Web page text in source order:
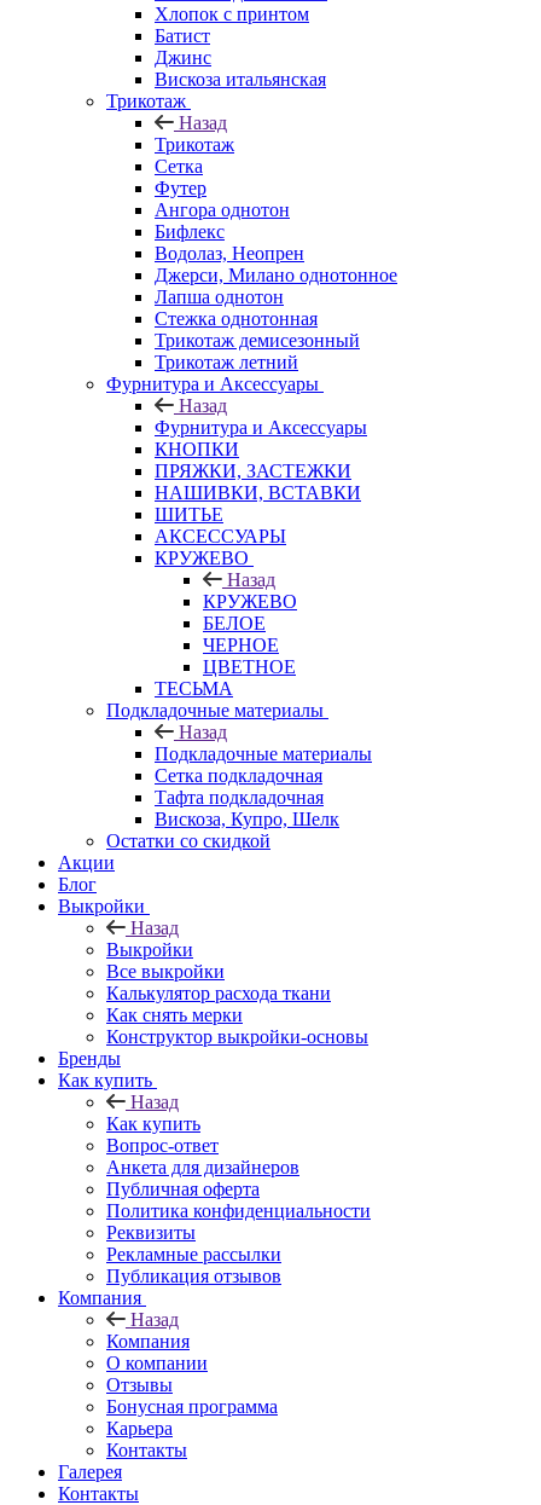
Хлопок с принтом
Батист
Джинс
Вискоза итальянская
Трикотаж
Назад
Трикотаж
Сетка
Футер
Ангора однотон
Бифлекс
Водолаз, Неопрен
Джерси, Милано однотонное
Лапша однотон
Стежка однотонная
Трикотаж демисезонный
Трикотаж летний
Фурнитура и Аксессуары
Назад
Фурнитура и Аксессуары
КНОПКИ
ПРЯЖКИ, ЗАСТЕЖКИ
НАШИВКИ, ВСТАВКИ
ШИТЬЕ
АКСЕССУАРЫ
КРУЖЕВО
Назад
КРУЖЕВО
БЕЛОЕ
ЧЕРНОЕ
ЦВЕТНОЕ
ТЕСЬМА
Подкладочные материалы
Назад
Подкладочные материалы
Сетка подкладочная
Тафта подкладочная
Вискоза, Купро, Шелк
Остатки со скидкой
Акции
Блог
Выкройки
Назад
Выкройки
Все выкройки
Калькулятор расхода ткани
Как снять мерки
Конструктор выкройки-основы
Бренды
Как купить
Назад
Как купить
Вопрос-ответ
Анкета для дизайнеров
Публичная оферта
Политика конфиденциальности
Реквизиты
Рекламные рассылки
Публикация отзывов
Компания
Назад
Компания
О компании
Отзывы
Бонусная программа
Карьера
Контакты
Галерея
Контакты